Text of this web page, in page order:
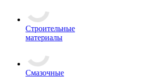
Строительные
материалы
Смазочные